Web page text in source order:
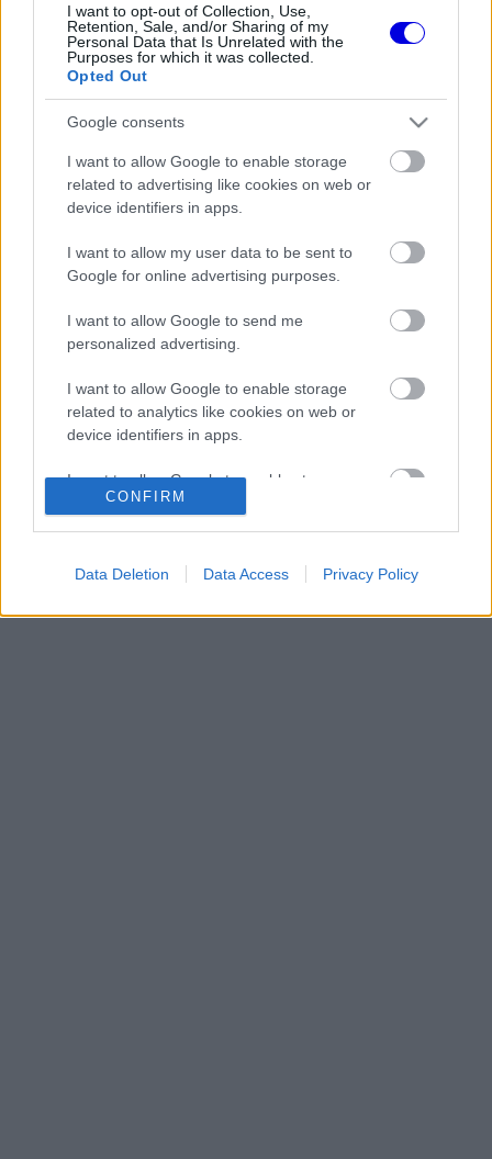
I want to opt-out of Collection, Use,
Retention, Sale, and/or Sharing of my
Personal Data that Is Unrelated with the
Purposes for which it was collected.
Opted Out
Google consents
I want to allow Google to enable storage
related to advertising like cookies on web or
device identifiers in apps.
I want to allow my user data to be sent to
Google for online advertising purposes.
I want to allow Google to send me
personalized advertising.
I want to allow Google to enable storage
related to analytics like cookies on web or
device identifiers in apps.
I want to allow Google to enable storage
related to functionality of the website or app.
related to personalization.
I want to allow Google to enable storage
CONFIRM
Data Deletion Data Access Privacy Policy
FRISS HÍREK
az ütközést
A rajongók még nem írták le George Russellt
a súlyos pofonok után
Sainz visszatérne a Red Bullhoz, ahol a
Négy új ország és egy visszatérő klasszikus
pályázik F1-es futamra 2028-tól
Újabb technikai fejlesztés nehezítheti meg
Piastri életét a McLarennél
KOMMENTPROFIL
?